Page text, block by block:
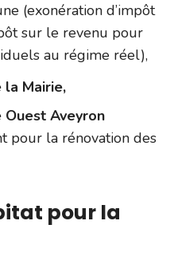
(exonération d’impôt
sur le revenu pour
au régime réel),
la Mairie,
Aveyron
pour la rénovation des
pour la